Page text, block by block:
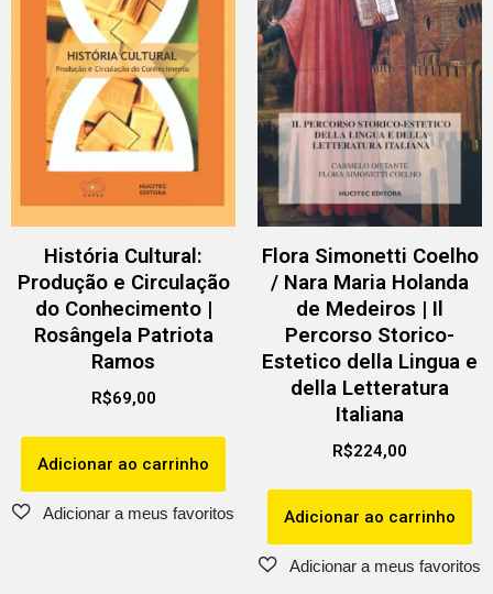
História Cultural:
Produção e Circulação
do Conhecimento |
Rosângela Patriota
Ramos
R$69,00
Adicionar ao carrinho
Flora Simonetti Coelho
/ Nara Maria Holanda
de Medeiros | Il
Percorso Storico-
Estetico della Lingua e
della Letteratura
Italiana
R$224,00
Adicionar ao carrinho